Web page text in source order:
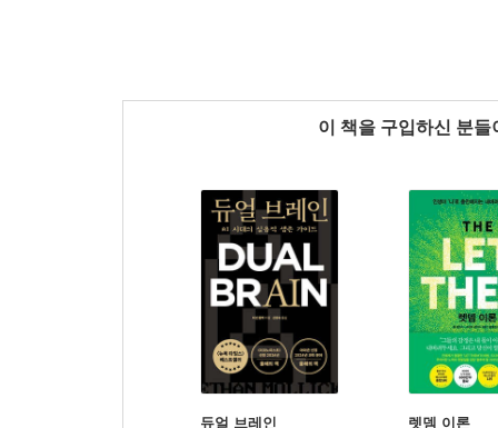
이 책을 구입하신 분
듀얼 브레인 렛뎀 이론